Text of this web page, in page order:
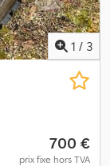
1 / 3
700 €
prix fixe hors TVA